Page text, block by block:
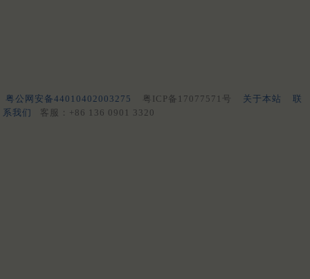
粤公网安备44010402003275 粤ICP备17077571号 关于本站
联
系我们
客服：+86 136 0901 3320